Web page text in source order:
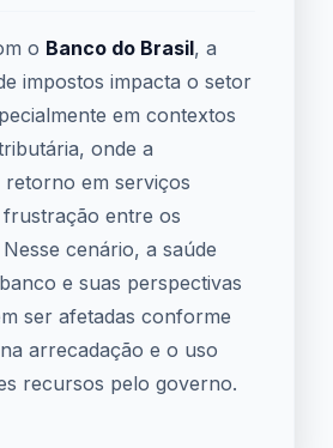
o Banco do Brasil, a
impostos impacta o setor
em contextos
onde a
retorno em serviços
entre os
cenário, a saúde
e suas perspectivas
ser afetadas conforme
arrecadação e o uso
recursos pelo governo.